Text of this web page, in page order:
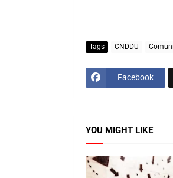
Tags CNDDU
Facebook
YOU MIGHT LIKE